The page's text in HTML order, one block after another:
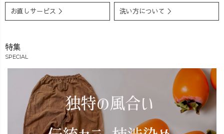
9/17まで店頭限
告知させていた
チェックしてみ
てください♪
#uzuiro #秋先取
りコーデ #おす
すめコーデ
#uzuirolive #トレ
日コーデ #お出
て参考にしてみ
てくださーい🤗
🌿 #uzuiro #春
コーデ #春物コ
ーデ #2度おいし
い #大人カジュ
お直しサービス ＞ 洗い方について ＞
特集
SPECIAL